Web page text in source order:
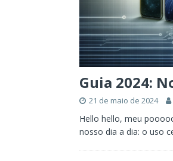
Guia 2024:
21 de maio de 2024
Hello hello, meu
nosso dia a dia: o uso